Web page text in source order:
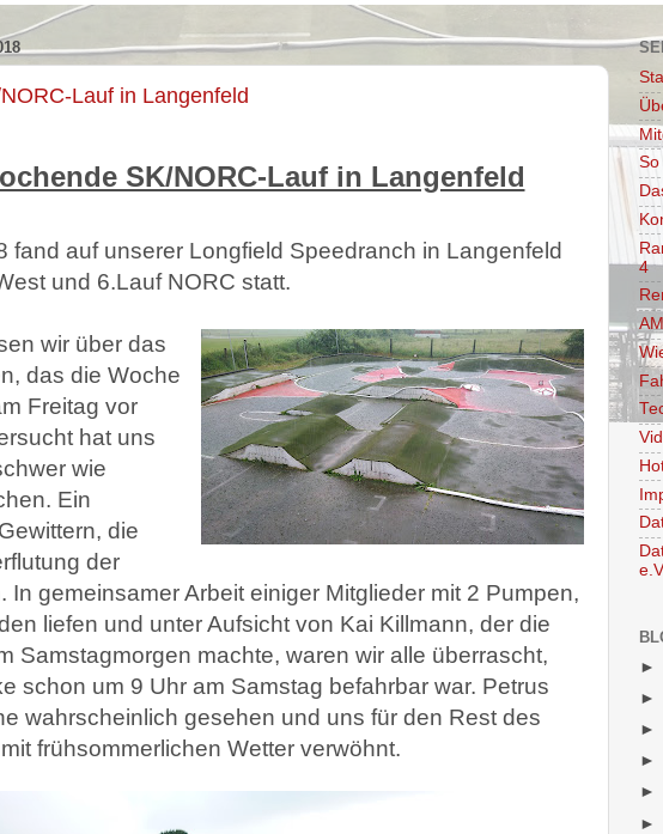
Lauf in Langenfeld
SK/NORC-Lauf in Langenfeld
fand auf unserer Longfield Speedranch in Langenfeld
und 6.Lauf NORC statt.
wir über das
das die Woche
Freitag vor
hat uns
wie
Ein
die
der
In gemeinsamer Arbeit einiger Mitglieder mit 2 Pumpen,
liefen und unter Aufsicht von Kai Killmann, der die
Samstagmorgen machte, waren wir alle überrascht,
schon um 9 Uhr am Samstag befahrbar war. Petrus
wahrscheinlich gesehen und uns für den Rest des
frühsommerlichen Wetter verwöhnt.
So
4
►
►
►
►
►
►